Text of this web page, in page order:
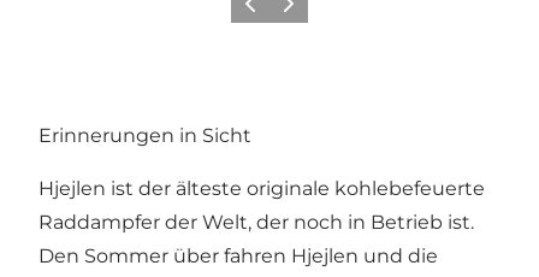
ZurückWeiter
Erinnerungen in Sicht
Hjejlen ist der älteste originale kohlebefeuerte
Raddampfer der Welt, der noch in Betrieb ist.
Den Sommer über fahren Hjejlen und die